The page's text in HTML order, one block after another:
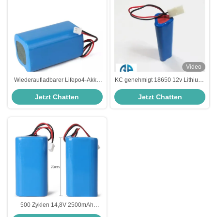
Wiederaufladbarer Lifepo4-Akku
12 V, 2000 mAh mit einer
Lebensdauer von 2500 Zyklen für
Solarlichtanwendungen
Jetzt Chatten
Video
KC genehmigt 18650 12v Lithium-
Batterie 2000mah 2200mah
2600mah 3000mah 3200mah
3500mah 4000mah Li-Ionen-
Jetzt Chatten
500 Zyklen 14,8V 2500mAh
18650 Lithium-Akkupack 4S1P